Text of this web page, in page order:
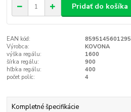
Pridať do košíka
EAN kód:
8595145601295
Výrobca:
KOVONA
výška regálu:
1600
šírka regálu:
900
hľbka regálu:
400
počet políc:
4
Kompletné špecifikácie